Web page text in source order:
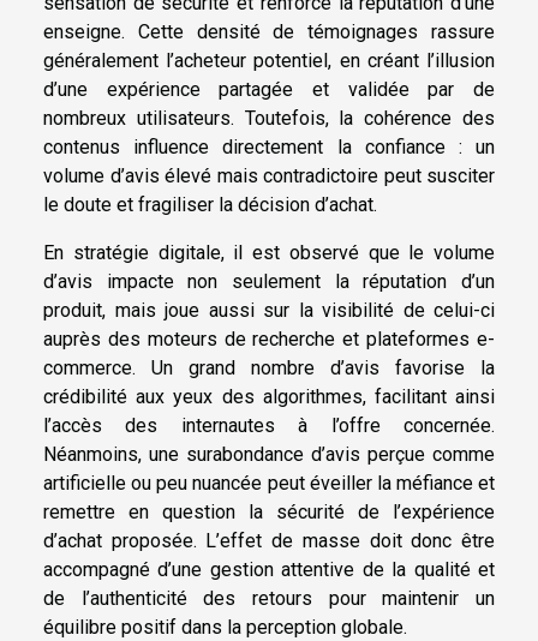
enseigne. Cette densité de témoignages rassure
généralement l’acheteur potentiel, en créant l’illusion
d’une expérience partagée et validée par de
nombreux utilisateurs. Toutefois, la cohérence des
contenus influence directement la confiance : un
volume d’avis élevé mais contradictoire peut susciter
le doute et fragiliser la décision d’achat.
En stratégie digitale, il est observé que le volume
d’avis impacte non seulement la réputation d’un
produit, mais joue aussi sur la visibilité de celui-ci
auprès des moteurs de recherche et plateformes e-
commerce. Un grand nombre d’avis favorise la
crédibilité aux yeux des algorithmes, facilitant ainsi
l’accès des internautes à l’offre concernée.
Néanmoins, une surabondance d’avis perçue comme
artificielle ou peu nuancée peut éveiller la méfiance et
remettre en question la sécurité de l’expérience
d’achat proposée. L’effet de masse doit donc être
accompagné d’une gestion attentive de la qualité et
de l’authenticité des retours pour maintenir un
équilibre positif dans la perception globale.